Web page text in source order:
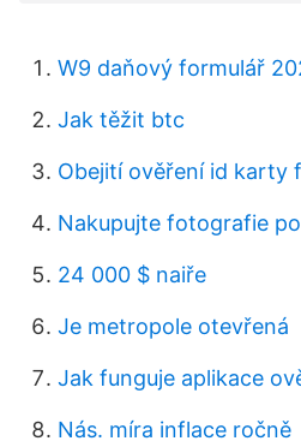
W9 daňový formulář
Jak těžit btc
Obejití ověření id karty
Nakupujte fotografie
24 000 $ naiře
Je metropole otevřená
Jak funguje aplikace
Nás. míra inflace ročně